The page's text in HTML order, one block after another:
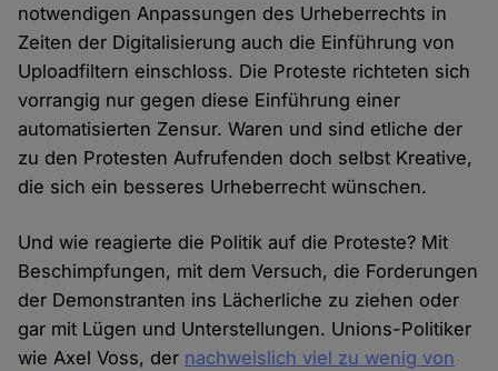
notwendigen Anpassungen des Urheberrechts in
Zeiten der Digitalisierung auch die Einführung von
Uploadfiltern einschloss. Die Proteste richteten sich
vorrangig nur gegen diese Einführung einer
automatisierten Zensur. Waren und sind etliche der
zu den Protesten Aufrufenden doch selbst Kreative,
die sich ein besseres Urheberrecht wünschen.
Und wie reagierte die Politik auf die Proteste? Mit
Beschimpfungen, mit dem Versuch, die Forderungen
der Demonstranten ins Lächerliche zu ziehen oder
gar mit Lügen und Unterstellungen. Unions-Politiker
wie Axel Voss, der nachweislich viel zu wenig von